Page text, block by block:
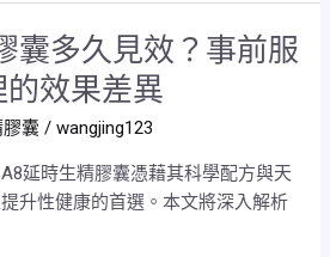
囊多久見效？事前服
效果差異
囊 /wangjing123
延時生精膠囊憑藉其科學配方與天
升性健康的首選。本文將深入解析